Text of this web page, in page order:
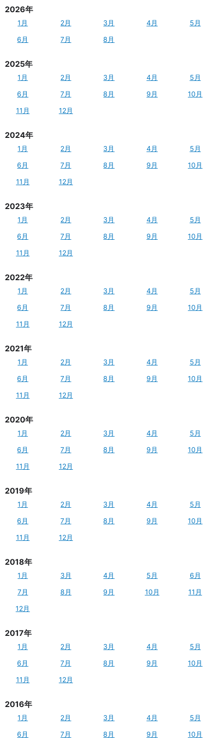
2026年
1月 2月 3月 4月
5月
6月
7月 8月
2025年
1月 2月 3月 4月
5月
6月
7月 8月 9月
10月
11月
12月
2024年
1月 2月 3月 4月
5月
6月
7月 8月 9月
10月
11月
12月
2023年
1月 2月 3月 4月
5月
6月
7月 8月 9月
10月
11月
12月
2022年
1月 2月 3月 4月
5月
6月
7月 8月 9月
10月
11月
12月
2021年
1月 2月 3月 4月
5月
6月
7月 8月 9月
10月
11月
12月
2020年
1月 2月 3月 4月
5月
6月
7月 8月 9月
10月
11月
12月
2019年
1月 2月 3月 4月
5月
6月
7月 8月 9月
10月
11月
12月
2018年
1月 3月 4月 5月
6月
7月
8月 9月 10月
11月
12月
2017年
1月 2月 3月 4月
5月
6月
7月 8月 9月
10月
11月
12月
2016年
1月 2月 3月 4月
5月
6月
7月 8月 9月
10月